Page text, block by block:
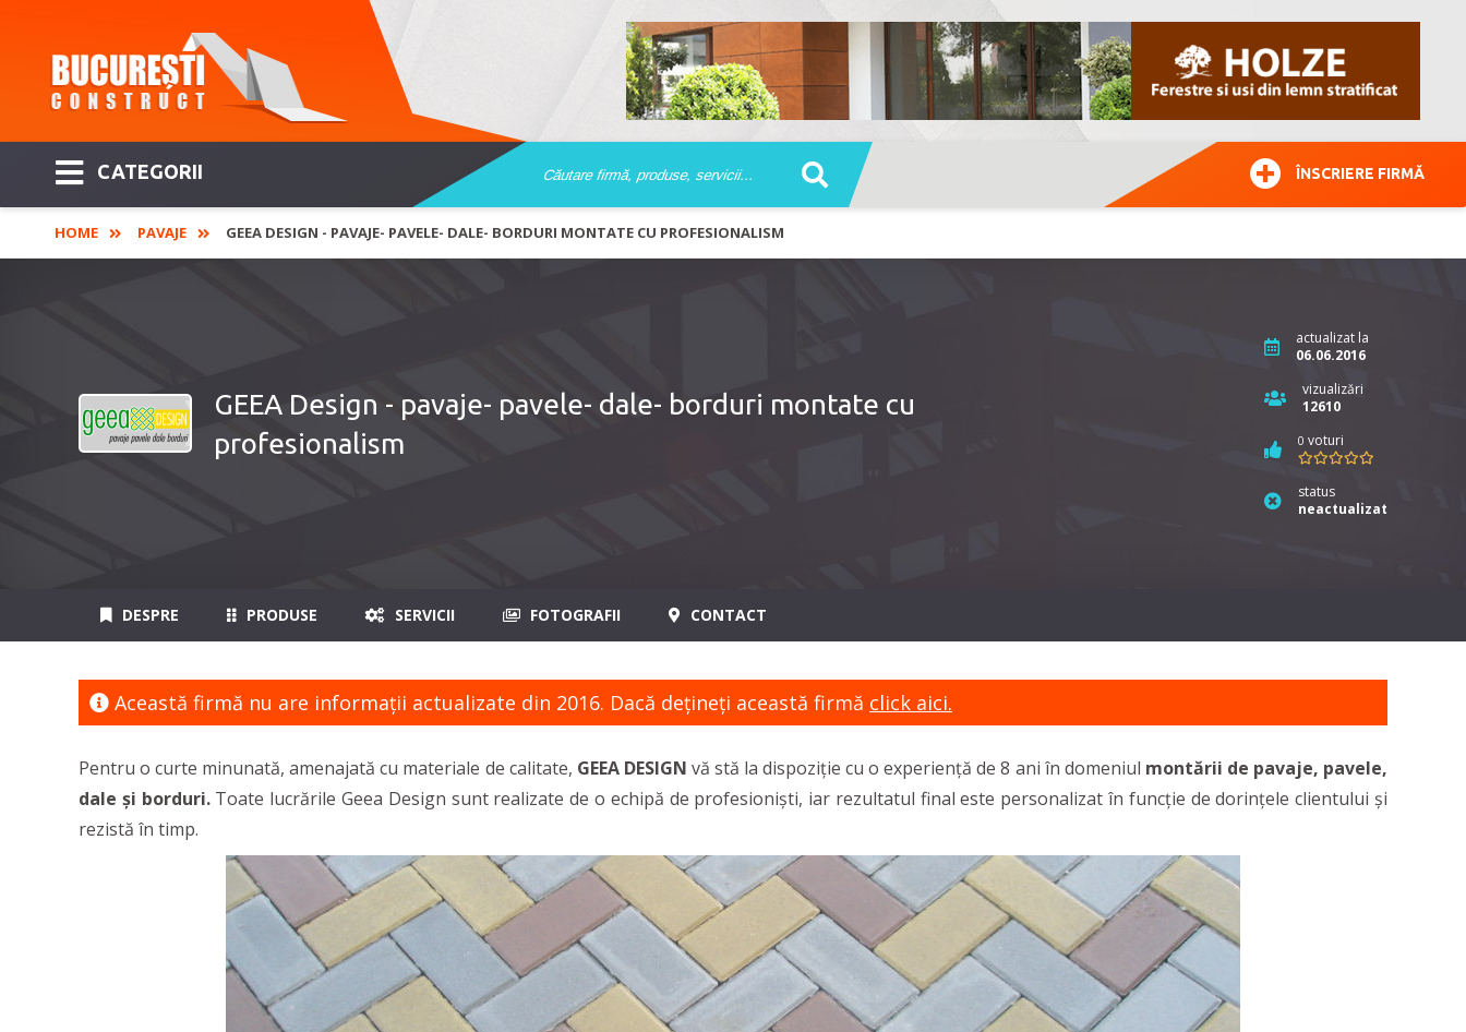
CATEGORII ÎNSCRIERE FIRMĂ
HOME PAVAJE GEEA DESIGN - PAVAJE- PAVELE- DALE- BORDURI MONTATE CU PROFESIONALISM
GEEA Design - pavaje- pavele- dale- borduri montate cu
profesionalism
actualizat la
06.06.2016
vizualizări
12610
0 voturi
status
neactualizat
DESPRE PRODUSE SERVICII FOTOGRAFII CONTACT
Această firmă nu are informaţii actualizate din 2016. Dacă dețineți această firmă click aici.
Pentru o curte minunată, amenajată cu materiale de calitate, GEEA DESIGN vă stă la dispoziție cu o experiență de 8 ani în domeniul montării de pavaje, pavele,
dale și borduri. Toate lucrările Geea Design sunt realizate de o echipă de profesioniști, iar rezultatul final este personalizat în funcție de dorințele clientului și
rezistă în timp.